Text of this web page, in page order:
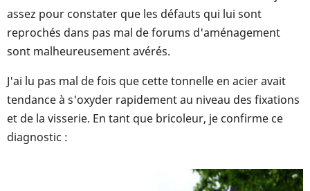
assez pour constater que les défauts qui lui sont
reprochés dans pas mal de forums d'aménagement
sont malheureusement avérés.
J'ai lu pas mal de fois que cette tonnelle en acier avait
tendance à s'oxyder rapidement au niveau des fixations
et de la visserie. En tant que bricoleur, je confirme ce
diagnostic :